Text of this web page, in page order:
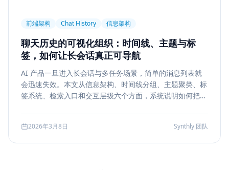
前端架构 Chat History 信息架构
聊天历史的可视化组织：时间线、主题与标
签，如何让长会话真正可导航
AI 产品一旦进入长会话与多任务场景，简单的消息列表就
会迅速失效。本文从信息架构、时间线分组、主题聚类、标
签系统、检索入口和交互层级六个方面，系统说明如何把聊
2026年3月8日 Synthly 团队